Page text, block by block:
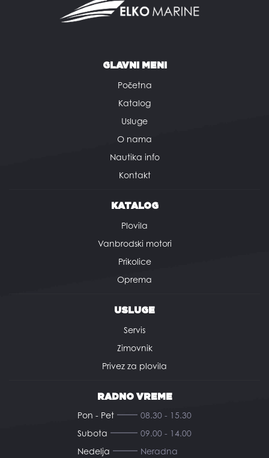
GLAVNI MENI
Početna
Katalog
Usluge
O nama
Nautika info
Kontakt
KATALOG
Plovila
Vanbrodski motori
Prikolice
Oprema
USLUGE
Servis
Zimovnik
Privez za plovila
RADNO VREME
Pon - Pet
08.30 - 15.30
Subota
09.00 - 14.00
Nedelja
Neradna